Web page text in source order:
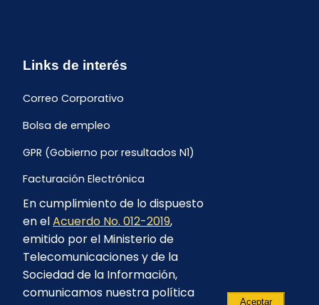
Links de interés
Correo Corporativo
Bolsa de empleo
GPR (Gobierno por resultados N1)
Facturación Electrónica
Archivo Histórico de Facturación
Portal Ambiental y Social
Proyecto Geotérmico Chachimbiro
Contratación consultoría mediante “Lista Corta”
En cumplimiento de lo dispuesto
en elAcuerdo No. 012-2019,
emitido por el Ministerio de
Telecomunicaciones y de la
Sociedad de la Información,
comunicamos nuestra política
Aceptar